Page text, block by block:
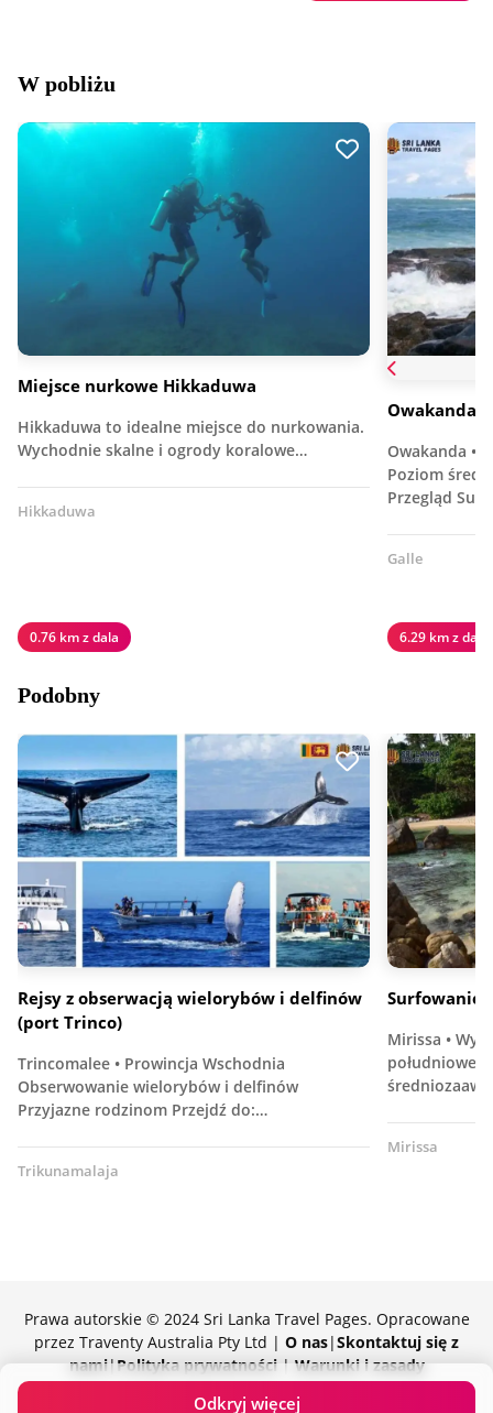
Odkryj więcej
W pobliżu
Miejsce nurkowe Hikkaduwa
Hikkaduwa to idealne miejsce do nurkowania.
Wychodnie skalne i ogrody koralowe…
Hikkaduwa
0.76 km z dala
Owakanda,
Owakanda •
Poziom
Przegląd
Galle
6.29 km z dala
Podobny
Rejsy z obserwacją wielorybów i delfinów
(port Trinco)
Trincomalee • Prowincja Wschodnia
Obserwowanie wielorybów i delfinów
Przyjazne rodzinom Przejdź do:…
Trikunamalaja
Surfowanie
Mirissa •
południowej
Mirissa
Prawa autorskie © 2024 Sri Lanka Travel Pages. Opracowane
przez Traventy Australia Pty Ltd | O nas|Skontaktuj się z
nami| Polityka prywatności| Warunki i zasady
Z dumą wspierane przez Traventy